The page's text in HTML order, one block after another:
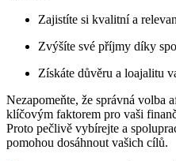
Zajistíte si kvalitní a
Zvýšíte své příjmy díky
Získáte důvěru a loajalitu
Nezapomeňte, že správná volba
klíčovým faktorem pro vaši
Proto pečlivě vybírejte a
pomohou dosáhnout vašich cílů.